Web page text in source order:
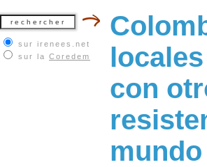
sur irenees.net
sur la Coredem
con
mundo